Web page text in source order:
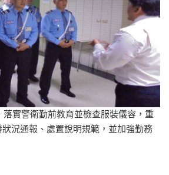
落實警衛勤前教育並檢查服裝儀容，重
況通報、處置說明規範，並加強勤務